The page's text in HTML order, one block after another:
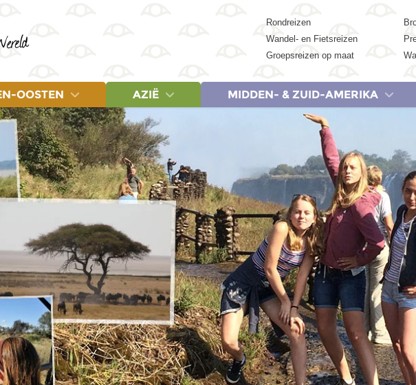
Rondreizen
Wandel- en Fietsreizen
Groepsreizen op maat
Macedonië
REIZEN
Albanië & Noord-Macedonië, 18 dagen
Griekenland, 9 dagen
Griekenland, 20 dagen
IJsland, 14 dagen
Italië, 20 dagen
Lapland, 7 dagen
Baltische Staten & Polen, 20 dagen
Servië, Bosnië en Herzegovina Kroatië & Montenegro, 18 dagen
Spanje, 8 dagen
Spanje, 18 dagen
Turkije, 20 dagen
OOSTEN
REIZEN
Egypte, 9 dagen
Egypte, 15 dagen
Egypte, 19 dagen
Egypte & Jordanië, 17 dagen
Jordanië, 8 dagen
Marokko (Woestijn en Marrakech), 8 dagen
Marokko, 15 dagen
Marokko, 20 dagen
Turkije, 20 dagen
AZIË
LANDEN
Cambodja
China
India
Indonesië
Japan
Maleisië
Sri Lanka
Thailand
Zuid-Korea
REIZEN
China, 18 dagen
China, 23 dagen
India (Zuid), 21 dagen
India & Nepal, 21 dagen
Indonesië: Bali, Gili & Lombok, 18
Indonesië: Java & Bali, 22 dagen
Indonesië: Sumatra, Java & Bali, 22
Indonesië: Kleine Sunda-eilanden,
Japan, 15 dagen
Japan, 21 dagen
Maleisië, 20 dagen
MIDDEN- & ZUID-AMERIKA
Colombia
Costa Rica
Cuba
Ecuador
Guatemala
Mexico
Suriname
Peru
Colombia,
Costa
Costa
Cuba, 15
Cuba, 20
Ecuador &
Mexico,
Mexico,
Peru, 21
Suriname,
Kenia
Marokko
Namibië
Tanzania
Zanzibar
Zimbabwe
Zuid-Afrika
REIZEN
Egypte, 9 dagen
Egypte, 15 dagen
Egypte, 19 dagen
Kenia, Tanzania &
Marokko (Woestijn en
Marokko, 15 dagen
Marokko, 20 dagen
Namibië, Botswana &
Tanzania & Zanzibar,
Tanzania & Zanzibar,
Zuid-Afrika Tuinroute
Zuid-Afrika noord &
Zuid-Afrika &